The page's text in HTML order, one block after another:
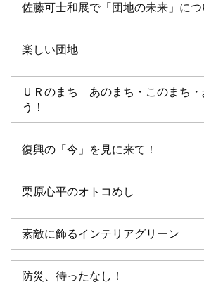
佐藤可士和展で「団地の未来」につ
楽しい団地
ＵＲのまち あのまち・このまち・
う！
復興の「今」を見に来て！
栗原心平のオトコめし
素敵に飾るインテリアグリーン
防災、待ったなし！